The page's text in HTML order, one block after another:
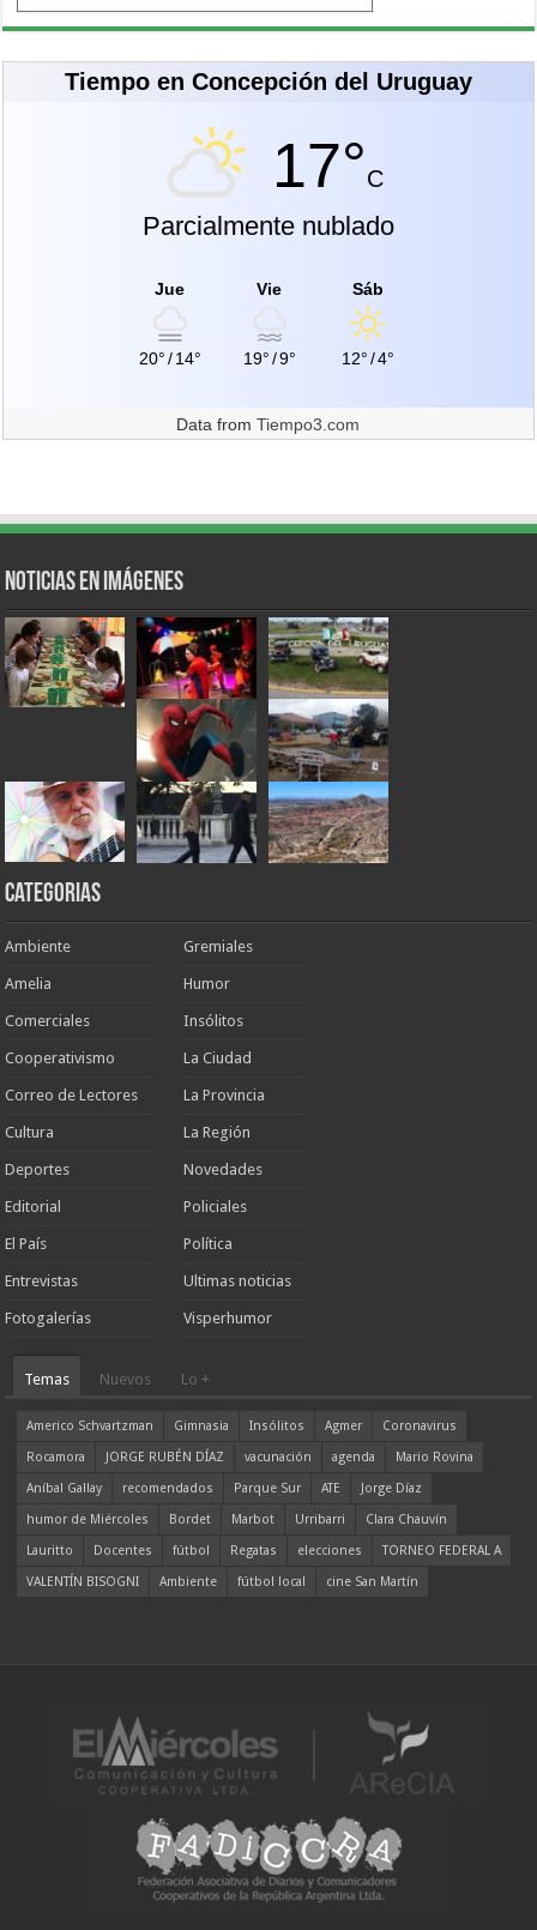
Tiempo en Concepción del Uruguay
17°C
Parcialmente nublado
Jue
20°/14°
Vie
19°/9°
Sáb
12°/4°
Data fromTiempo3.com
Noticias en Imágenes
Categorias
Ambiente
Amelia
Comerciales
Cooperativismo
Correo de Lectores
Cultura
Deportes
Editorial
El País
Entrevistas
Fotogalerías
Gremiales
Humor
Insólitos
La Ciudad
La Provincia
La Región
Novedades
Policiales
Política
Ultimas noticias
Visperhumor
Temas Nuevos Lo +
Americo Schvartzman Gimnasia Insólitos Agmer
Coronavirus
Rocamora
JORGE RUBÉN DÍAZ vacunación agenda
Mario Rovina
Aníbal Gallay
recomendados Parque Sur ATE
Jorge Díaz
humor de Miércoles
Bordet Marbot Urribarri
Clara Chauvín
Lauritto
Docentes fútbol Regatas elecciones
TORNEO FEDERAL A
VALENTÍN BISOGNI
Ambiente fútbol local cine San Martín